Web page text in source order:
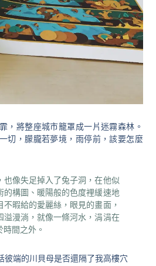
，將整座城市籠罩成一片迷霧森林。
切，朦朧若夢境，雨停前，該要怎麼
也像失足掉入了兔子洞，在他似
的構圖、暖陽般的色度裡緩速地
暇給的愛麗絲，眼見的畫面，
溢漫淌，就像一條河水，涓涓在
間之外。
彼端的川貝母是否還隔了我高樓穴